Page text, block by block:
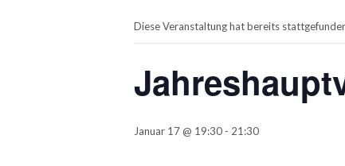
Diese Veranstaltung hat bereits
Januar 17 @ 19:30 - 21:30